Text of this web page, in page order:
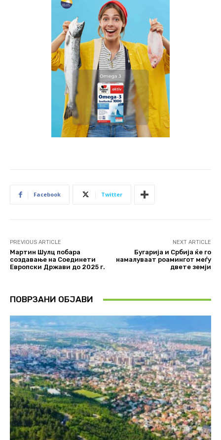
Facebook Twitter
PREVIOUS ARTICLE
Мартин Шулц побара
создавање на Соединети
Европски Држави до 2025 г.
NEXT ARTICLE
Бугарија и Србија ќе го
намалуваат роамингот меѓу
двете земји
ПОВРЗАНИ ОБЈАВИ